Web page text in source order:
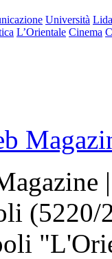
Università
L’Orientale Cinema